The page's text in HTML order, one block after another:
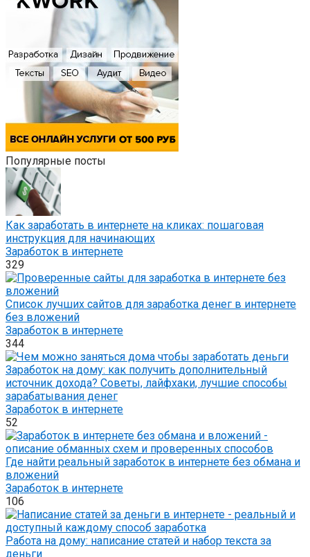
Популярные посты
Как заработать в интернете на кликах: пошаговая
инструкция для начинающих
Заработок в интернете
329
Список лучших сайтов для заработка денег в интернете
без вложений
Заработок в интернете
344
Заработок на дому: как получить дополнительный
источник дохода? Советы, лайфхаки, лучшие способы
зарабатывания денег
Заработок в интернете
52
Где найти реальный заработок в интернете без обмана и
вложений
Заработок в интернете
106
Работа на дому: написание статей и набор текста за
деньги